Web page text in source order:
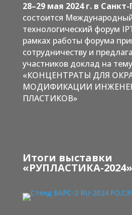
28–29 мая 2024 г. в
состоится
технологический форум
рамках работы форума
сотрудничеству и
участников доклад на тему
«КОНЦЕНТРАТЫ ДЛЯ
МОДИФИКАЦИИ
ПЛАСТИКОВ»
Итоги выставки
«РУПЛАСТИКА-2024»